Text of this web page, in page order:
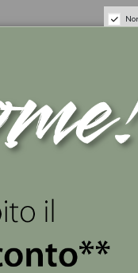
impreziosita da un
l'estetica
un complemento